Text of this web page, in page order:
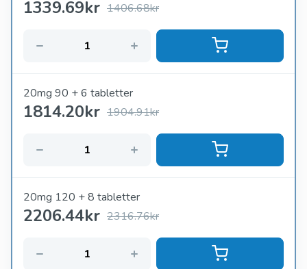
1339.69kr 1406.68kr
20mg 90 + 6 tabletter
1814.20kr 1904.91kr
20mg 120 + 8 tabletter
2206.44kr 2316.76kr